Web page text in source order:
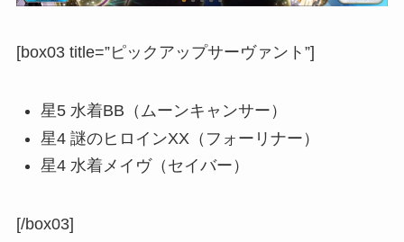
[box03 title=”ピックアップサーヴァント”]
星5 水着BB（ムーンキャンサー）
星4 謎のヒロインXX（フォーリナー）
星4 水着メイヴ（セイバー）
[/box03]